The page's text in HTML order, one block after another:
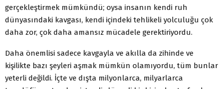
gerçekleştirmek mümkündü; oysa insanın kendi ruh
dünyasındaki kavgası, kendi içindeki tehlikeli yolculuğu çok
daha zor, çok daha amansız mücadele gerektiriyordu.
Daha önemlisi sadece kavgayla ve akılla da zihinde ve
kişilikte bazı şeyleri aşmak mümkün olamıyordu, tüm bunlar
yeterli değildi. İçte ve dışta milyonlarca, milyarlarca